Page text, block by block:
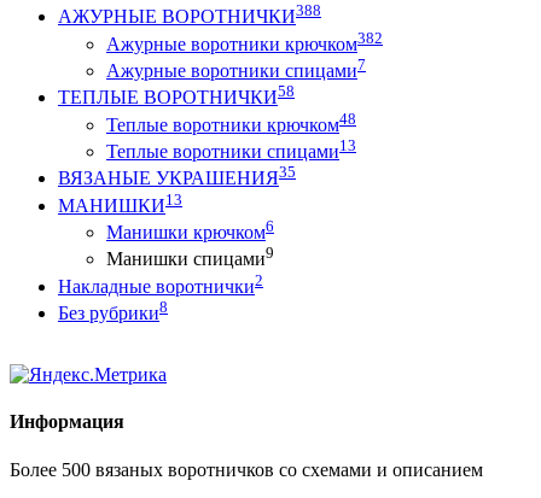
АЖУРНЫЕ ВОРОТНИЧКИ388
Ажурные воротники крючком382
Ажурные воротники спицами7
ТЕПЛЫЕ ВОРОТНИЧКИ58
Теплые воротники крючком48
Теплые воротники спицами13
ВЯЗАНЫЕ УКРАШЕНИЯ35
МАНИШКИ13
Манишки крючком6
Манишки спицами9
Накладные воротнички2
Без рубрики8
Информация
Более 500 вязаных воротничков со схемами и описанием